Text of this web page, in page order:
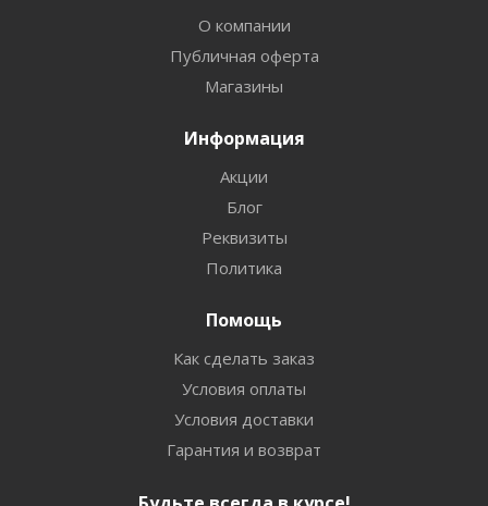
О компании
Публичная оферта
Магазины
Информация
Акции
Блог
Реквизиты
Политика
Помощь
Как сделать заказ
Условия оплаты
Условия доставки
Гарантия и возврат